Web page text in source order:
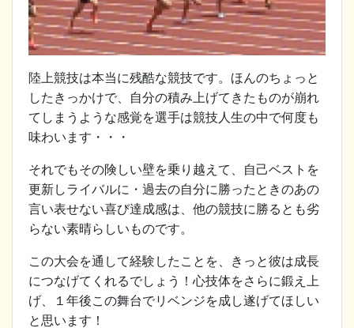
陸上競技は本当に残酷な競技です。ほんのちょっと
したきっかけで、自分の積み上げてきたものが崩れ
てしまうような感覚を選手は競技人生の中で何度も
味わいます・・・
それでもその険しい壁を乗り越えて、自己ベストを
更新しライバルに・過去の自分に勝ったときのあの
言い表せない喜び達成感は、他の競技に勝るとも劣
らない素晴らしいものです。
この大会を通して経験したことを、きっと彼は成長
につなげてくれるでしょう！心技体をさらに鍛え上
げ、１年後この舞台でリベンジを成し遂げてほしい
と思います！